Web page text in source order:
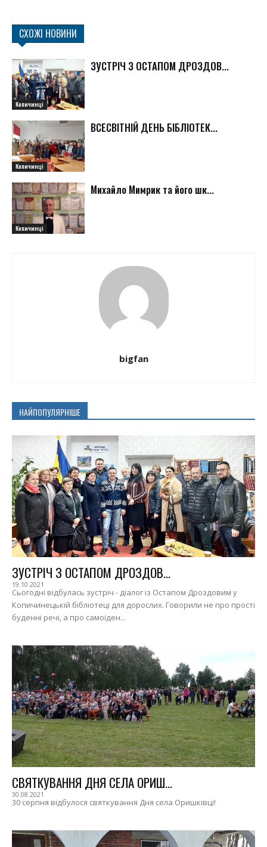
СХОЖІ НОВИНИ
Копичинці
ЗУСТРІЧ З ОСТАПОМ ДРОЗДОВ...
Копичинці
ВСЕСВІТНІЙ ДЕНЬ БІБЛІОТЕК...
Копичинці
Михайло Мимрик та його шк...
bigfan
НАЙПОПУЛЯРНІШЕ
ЗУСТРІЧ З ОСТАПОМ ДРОЗДОВ...
19.10.2021
Сьогодні відбулась зустріч - діалог із Остапом Дроздовим у
Копичинецькій бібліотеці для дорослих. Говорили не про прості
буденні речі, а про самоіден...
СВЯТКУВАННЯ ДНЯ СЕЛА ОРИШ...
30.08.2021
30 серпня відбулося святкування Дня села Оришківці!